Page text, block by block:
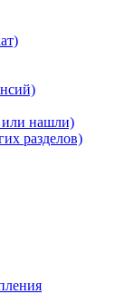
или нашли)
разделов)